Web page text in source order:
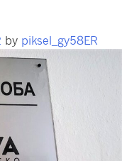
by piksel_gy58ER